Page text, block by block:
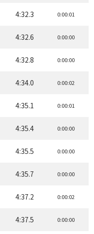
4:32.3 0:00:01
4:32.6 0:00:00
4:32.8 0:00:00
4:34.0 0:00:02
4:35.1 0:00:01
4:35.4 0:00:00
4:35.5 0:00:00
4:35.7 0:00:00
4:37.2 0:00:02
4:37.5 0:00:00